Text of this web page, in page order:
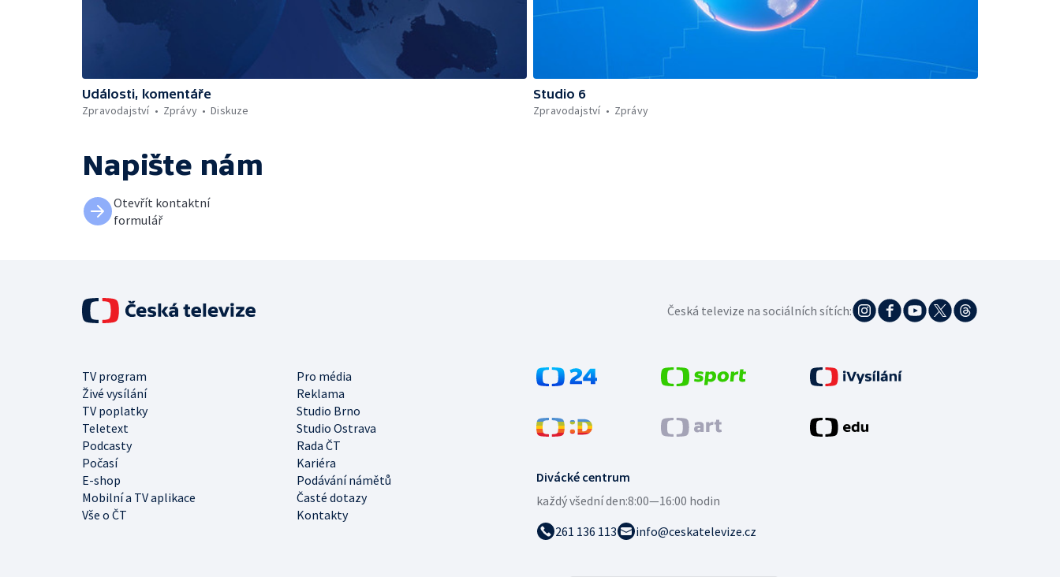
Události, komentáře
Zpravodajství
Zprávy Diskuze
Studio 6
Zpravodajství
Zprávy
Napište nám
Otevřít kontaktní
formulář
Divácké centrum
každý všední den:8:00—16:00 hodin
261 136 113
info@ceskatelevize.cz
TV program
Pro média
Živé vysílání
Reklama
TV poplatky
Studio Brno
Teletext
Studio Ostrava
Podcasty
Rada ČT
Počasí
Kariéra
E-shop
Podávání námětů
Mobilní a TV aplikace
Časté dotazy
Vše o ČT
Kontakty
Česká televize na sociálních sítích: